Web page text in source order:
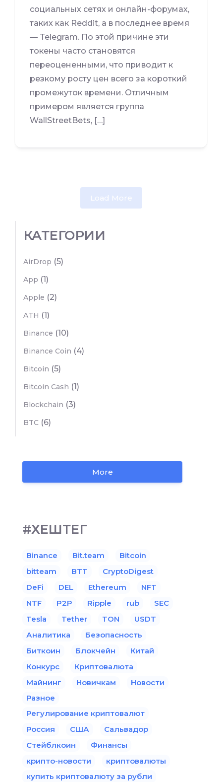
социальных сетях и онлайн-форумах,
таких как Reddit, а в последнее время
— Telegram. По этой причине эти
токены часто становятся
переоцененными, что приводит к
резкому росту цен всего за короткий
промежуток времени. Отличным
примером является группа
WallStreetBets, […]
Load More
КАТЕГОРИИ
AirDrop (5)
App (1)
Apple (2)
ATH (1)
Binance (10)
Binance Coin (4)
Bitcoin (5)
Bitcoin Cash (1)
Blockchain (3)
BTC (6)
More
#ХЕШТЕГ
Binance Bit.team
Bitcoin
bitteam
BTT
CryptoDigest
DeFi
DEL Ethereum
NFT
NTF
P2P Ripple rub
SEC
Tesla
Tether TON
USDT
Аналитика
Безопасность
Биткоин
Блокчейн
Китай
Конкурс
Криптовалюта
Майнинг
Новичкам
Новости
Разное
Регулирование криптовалют
Россия
США
Сальвадор
Стейблкоин
Финансы
крипто-новости
криптовалюты
купить криптовалюту за рубли